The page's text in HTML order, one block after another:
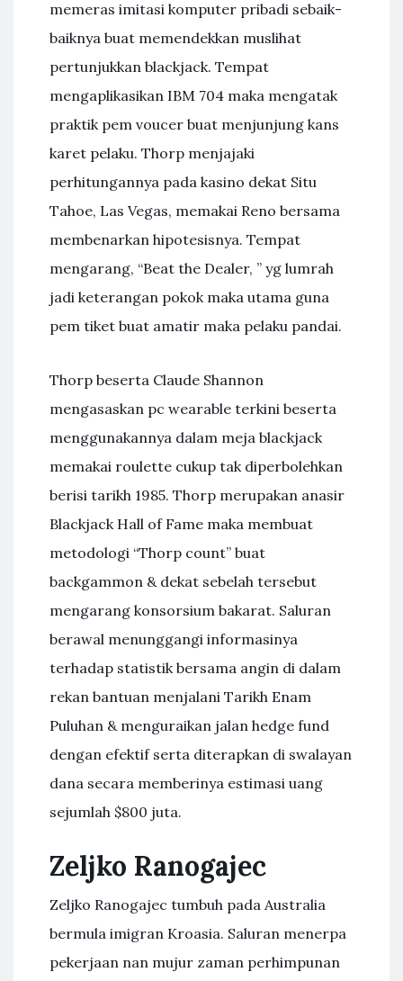
memeras imitasi komputer pribadi sebaik-
baiknya buat memendekkan muslihat
pertunjukkan blackjack. Tempat
mengaplikasikan IBM 704 maka mengatak
praktik pem voucer buat menjunjung kans
karet pelaku. Thorp menjajaki
perhitungannya pada kasino dekat Situ
Tahoe, Las Vegas, memakai Reno bersama
membenarkan hipotesisnya. Tempat
mengarang, “Beat the Dealer, ” yg lumrah
jadi keterangan pokok maka utama guna
pem tiket buat amatir maka pelaku pandai.
Thorp beserta Claude Shannon
mengasaskan pc wearable terkini beserta
menggunakannya dalam meja blackjack
memakai roulette cukup tak diperbolehkan
berisi tarikh 1985. Thorp merupakan anasir
Blackjack Hall of Fame maka membuat
metodologi “Thorp count” buat
backgammon & dekat sebelah tersebut
mengarang konsorsium bakarat. Saluran
berawal menunggangi informasinya
terhadap statistik bersama angin di dalam
rekan bantuan menjalani Tarikh Enam
Puluhan & menguraikan jalan hedge fund
dengan efektif serta diterapkan di swalayan
dana secara memberinya estimasi uang
sejumlah $800 juta.
Zeljko Ranogajec
Zeljko Ranogajec tumbuh pada Australia
bermula imigran Kroasia. Saluran menerpa
pekerjaan nan mujur zaman perhimpunan